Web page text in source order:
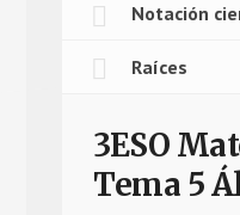
Notación
Raíces
3ESO
Tema 5